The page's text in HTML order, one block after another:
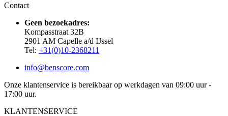
Contact
Geen bezoekadres:
Kompasstraat 32B
2901 AM Capelle a/d IJssel
Tel: +31(0)10-2368211
info@benscore.com
Onze klantenservice is bereikbaar op werkdagen van 09:00 uur -
17:00 uur.
KLANTENSERVICE